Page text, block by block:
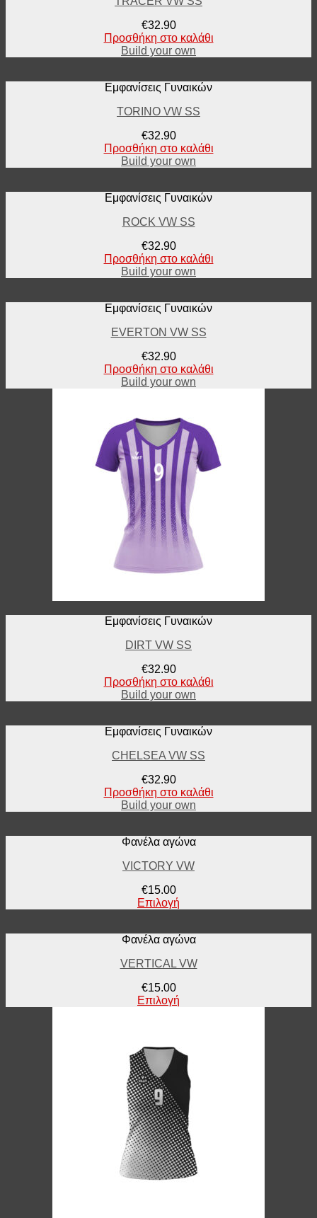
€32.90
Προσθήκη στο καλάθι
Build your own
Εμφανίσεις Γυναικών
TORINO VW SS
€32.90
Προσθήκη στο καλάθι
Build your own
Εμφανίσεις Γυναικών
ROCK VW SS
€32.90
Προσθήκη στο καλάθι
Build your own
Εμφανίσεις Γυναικών
EVERTON VW SS
€32.90
Προσθήκη στο καλάθι
Build your own
Εμφανίσεις Γυναικών
DIRT VW SS
€32.90
Προσθήκη στο καλάθι
Build your own
Εμφανίσεις Γυναικών
CHELSEA VW SS
€32.90
Προσθήκη στο καλάθι
Build your own
Φανέλα αγώνα
VICTORY VW
€15.00
Επιλογή
Φανέλα αγώνα
VERTICAL VW
€15.00
Επιλογή